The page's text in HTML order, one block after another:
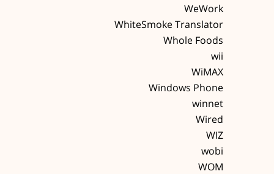
WeWork
WhiteSmoke Translator
Whole Foods
wii
WiMAX
Windows Phone
winnet
Wired
WIZ
wobi
WOM